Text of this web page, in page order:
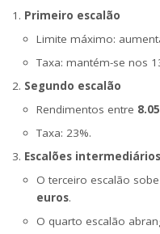
Primeiro escalão
Limite máximo:
Taxa: mantém-se nos
Segundo escalão
Rendimentos entre
Taxa: 23%.
Escalões intermediários
O terceiro escalão
euros.
O quarto escalão